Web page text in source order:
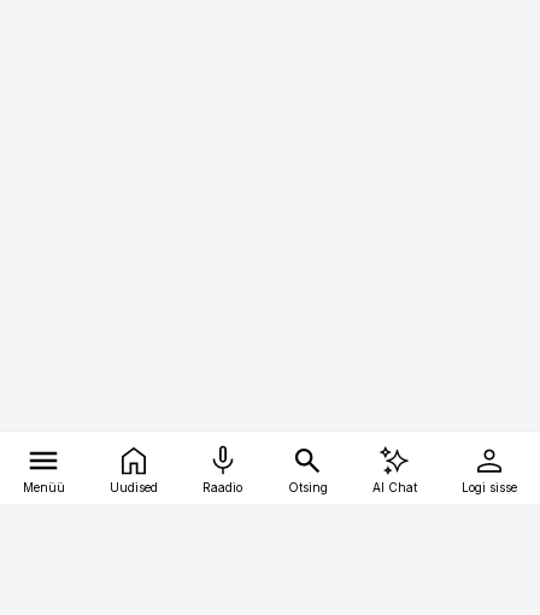
Menüü Uudised Raadio Otsing AI Chat Logi sisse